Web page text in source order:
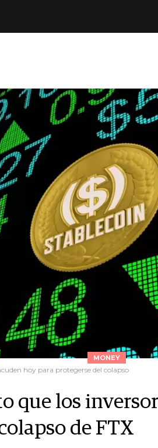
MONEY
hoy para protegerse del colapso
que los
de FTX